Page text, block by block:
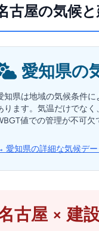
古屋の気候
愛知県の
知県は地域の気候条件
ります。気温だけでな
値での管理が不可欠
愛知県の詳細な気候デー
古屋 × 建